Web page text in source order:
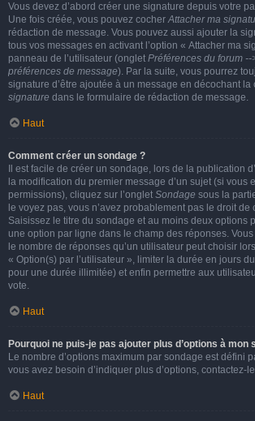
Vous devez d’abord créer une signature depuis votre
Une fois créée, vous pouvez cocherAttacher ma
rédaction de message. Vous pouvez aussi ajouter la
tous vos messages en activant l’option « Attacher ma
panneau de l’utilisateur (onglet Préférences du forum --
préférences de message). Par la suite, vous pourrez
signature d’être ajoutée à un message en décochant
signature dans le formulaire de rédaction de message.
Haut
Comment créer un sondage ?
Il est facile de créer un sondage, lors de la publication
la modification du premier message d’un sujet (si vous
permissions), cliquez sur l’onglet Sondage sous la
le voyez pas, vous n’avez probablement pas le droit de
Saisissez le titre du sondage et au moins deux options
une option par ligne dans le champ des réponses.
le nombre de réponses qu’un utilisateur peut choisir
« Option(s) par l’utilisateur », limiter la durée en jours
pour une durée illimitée) et enfin permettre aux
vote.
Haut
Pourquoi ne puis-je pas ajouter plus d’options à mon
Le nombre d’options maximum par sondage est défini
vous avez besoin d’indiquer plus d’options, contactez-
Haut